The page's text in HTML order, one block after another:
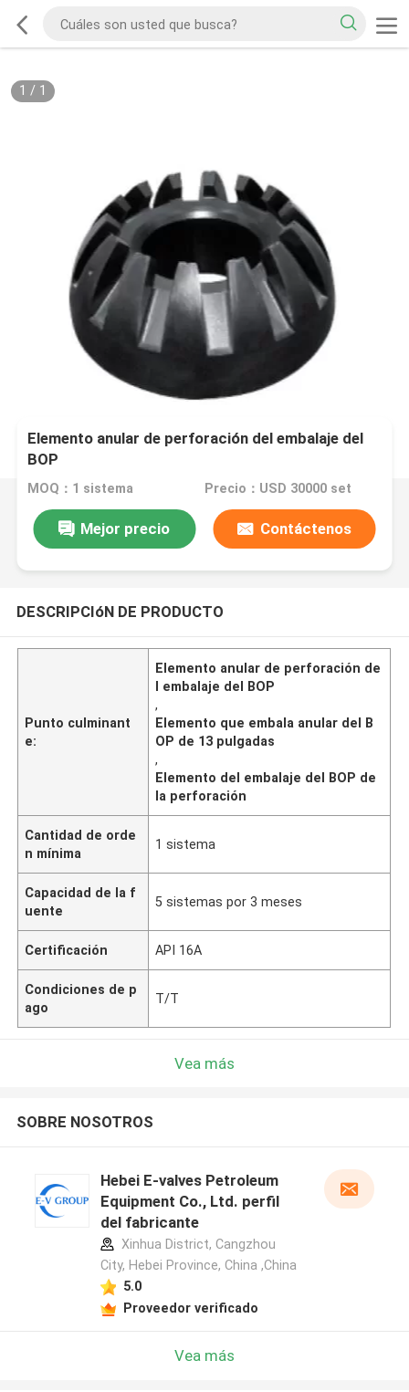
1 / 1
Elemento anular de perforación del embalaje del
BOP
MOQ：1 sistema Precio：USD 30000 set
Mejor precio Contáctenos
DESCRIPCIóN DE PRODUCTO
Punto culminant
e:
Elemento anular de perforación de
l embalaje del BOP
,
Elemento que embala anular del B
OP de 13 pulgadas
,
Elemento del embalaje del BOP de
la perforación
Cantidad de orde
n mínima
1 sistema
Capacidad de la f
uente
5 sistemas por 3 meses
Certificación API 16A
Condiciones de p
ago
T/T
Vea más
SOBRE NOSOTROS
Hebei E-valves Petroleum
Equipment Co., Ltd. perfil
del fabricante
Xinhua District, Cangzhou
City, Hebei Province, China ,China
5.0
Proveedor verificado
Vea más